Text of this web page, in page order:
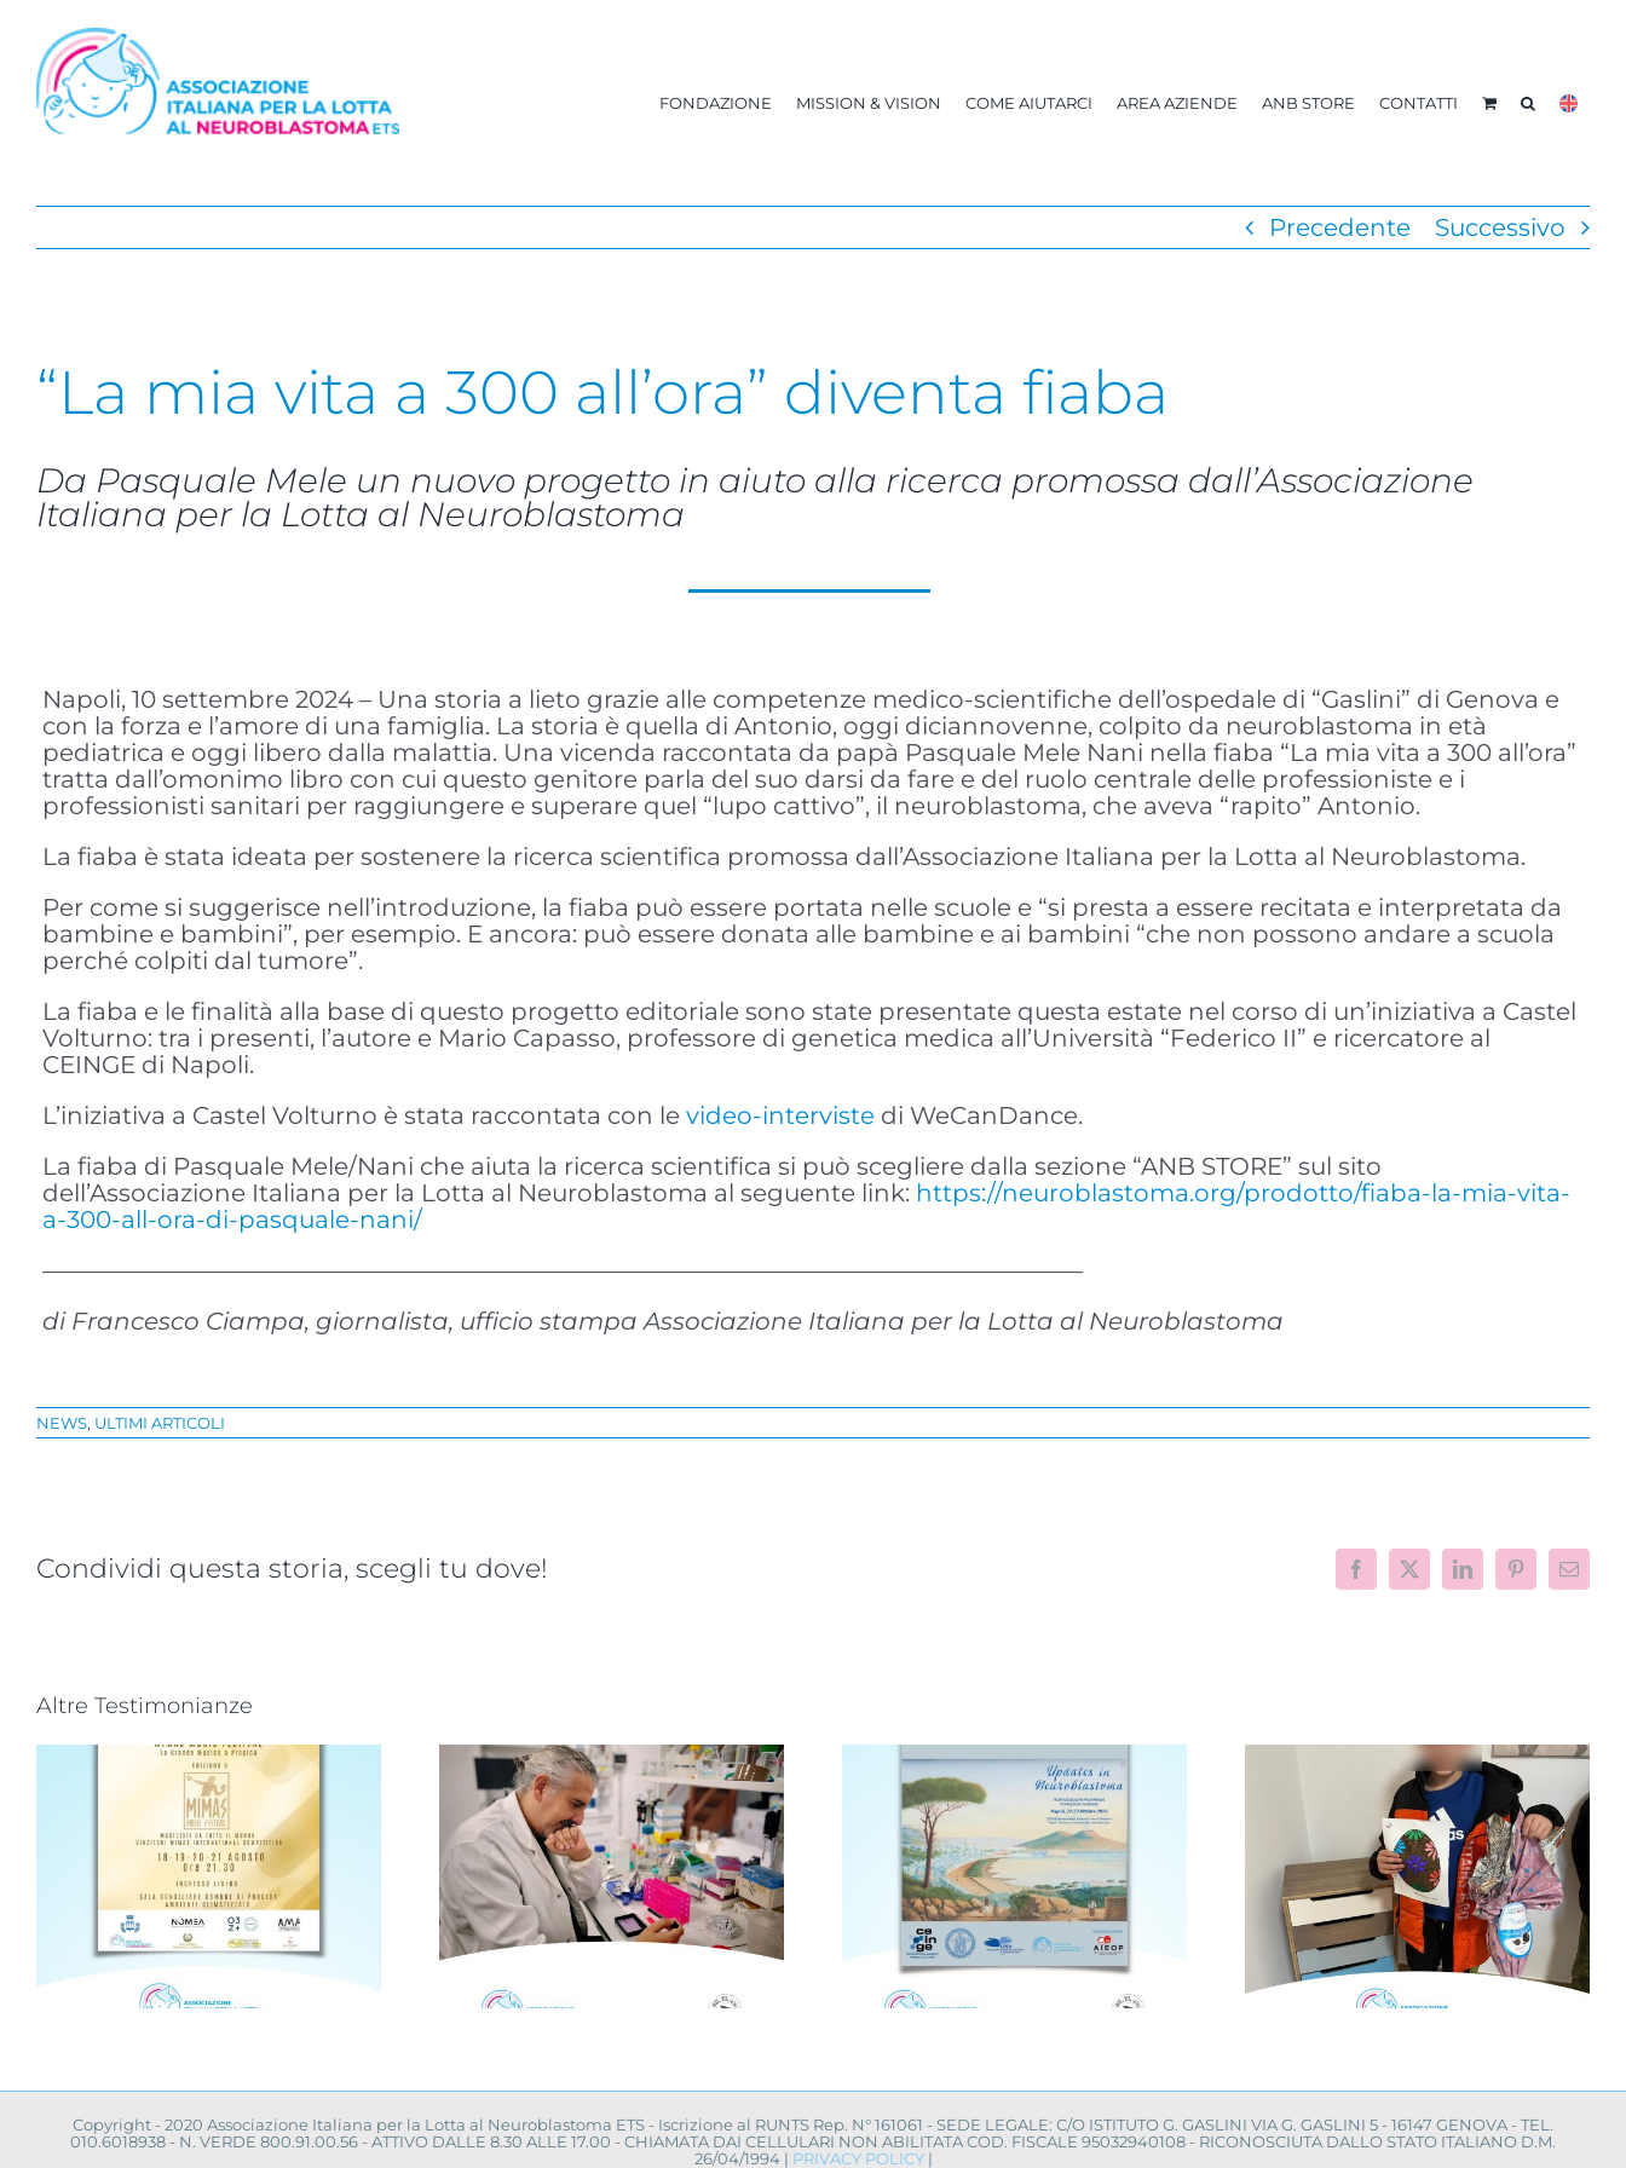
contenuto
FONDAZIONE MISSION & VISION COME AIUTARCI AREA AZIENDE ANB STORE CONTATTI
Precedente Successivo
“La mia vita a 300 all’ora” diventa fiaba
Da Pasquale Mele un nuovo progetto in aiuto alla ricerca promossa dall’Associazione
Italiana per la Lotta al Neuroblastoma
Napoli, 10 settembre 2024 – Una storia a lieto grazie alle competenze medico-scientifiche dell’ospedale di “Gaslini” di Genova e
con la forza e l’amore di una famiglia. La storia è quella di Antonio, oggi diciannovenne, colpito da neuroblastoma in età
pediatrica e oggi libero dalla malattia. Una vicenda raccontata da papà Pasquale Mele Nani nella fiaba “La mia vita a 300 all’ora”
tratta dall’omonimo libro con cui questo genitore parla del suo darsi da fare e del ruolo centrale delle professioniste e i
professionisti sanitari per raggiungere e superare quel “lupo cattivo”, il neuroblastoma, che aveva “rapito” Antonio.
La fiaba è stata ideata per sostenere la ricerca scientifica promossa dall’Associazione Italiana per la Lotta al Neuroblastoma.
Per come si suggerisce nell’introduzione, la fiaba può essere portata nelle scuole e “si presta a essere recitata e interpretata da
bambine e bambini”, per esempio. E ancora: può essere donata alle bambine e ai bambini “che non possono andare a scuola
perché colpiti dal tumore”.
La fiaba e le finalità alla base di questo progetto editoriale sono state presentate questa estate nel corso di un’iniziativa a Castel
Volturno: tra i presenti, l’autore e Mario Capasso, professore di genetica medica all’Università “Federico II” e ricercatore al
CEINGE di Napoli.
L’iniziativa a Castel Volturno è stata raccontata con levideo-interviste di WeCanDance.
La fiaba di Pasquale Mele/Nani che aiuta la ricerca scientifica si può scegliere dalla sezione “ANB STORE” sul sito
dell’Associazione Italiana per la Lotta al Neuroblastoma al seguente link: https://neuroblastoma.org/prodotto/fiaba-la-mia-vita-
a-300-all-ora-di-pasquale-nani/
———————————————————————————————————————————
di Francesco Ciampa, giornalista, ufficio stampa Associazione Italiana per la Lotta al Neuroblastoma
NEWS, ULTIMI ARTICOLI
Condividi questa storia, scegli tu dove! Facebook
X LinkedInPinterestEmail
Altre Testimonianze
Progetto “VAMOLAA,
in campo anche
l’Università La
Sapienza di Roma
Novità dalla ricerca
scientifica: convegno
a Napoli
Avellino, infanzia al
centro con la
campagna “Cerco un
uovo amico”
Il Mimas Music
Festival per la ricerca
sul neuroblastoma
Copyright - 2020 Associazione Italiana per la Lotta al Neuroblastoma ETS - Iscrizione al RUNTS Rep. N° 161061 - SEDE LEGALE: C/O ISTITUTO G. GASLINI VIA G. GASLINI 5 - 16147 GENOVA - TEL.
010.6018938 - N. VERDE 800.91.00.56 - ATTIVO DALLE 8.30 ALLE 17.00 - CHIAMATA DAI CELLULARI NON ABILITATA COD. FISCALE 95032940108 - RICONOSCIUTA DALLO STATO ITALIANO D.M.
26/04/1994 | PRIVACY POLICY|